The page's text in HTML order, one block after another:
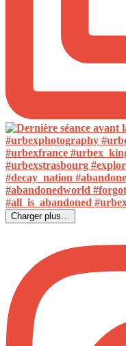
Charger plus…